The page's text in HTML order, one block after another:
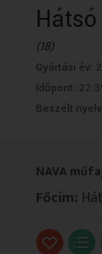
(18)
Gyártási év:
Időpont:
Beszélt
NAVA
Főcím: